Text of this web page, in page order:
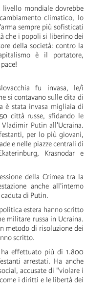
mondiale dovrebbe
climatico, lo
sempre più sofisticati
che i popoli si liberino dei
della società: contro la
è il portatore,
fu invasa, le/i
si contavano sulle dita di
è stata invasa migliaia di
città russe, sfidando le
Putin all'Ucraina.
per lo più giovani,
e nelle piazze centrali di
Krasnodar e
della Crimea tra la
anche all'interno
di Putin.
estera hanno scritto
militare russa in Ucraina.
metodo di risoluzione dei
scritto.
effettuato più di 1.800
arrestati. Ha anche
accusate di "violare i
i diritti e le libertà dei